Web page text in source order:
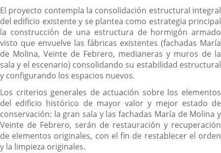
El proyecto contempla la consolidación estructural integral
del edificio existente y se plantea como estrategia principal
la construcción de una estructura de hormigón armado
visto que envuelve las fábricas existentes (fachadas María
de Molina, Veinte de Febrero, medianeras y muros de la
sala y el escenario) consolidando su estabilidad estructural
y configurando los espacios nuevos.
Los criterios generales de actuación sobre los elementos
del edificio histórico de mayor valor y mejor estado de
conservación: la gran sala y las fachadas María de Molina y
Veinte de Febrero, serán de restauración y recuperación
de elementos originales, con el fin de restablecer el orden
y la limpieza originales.